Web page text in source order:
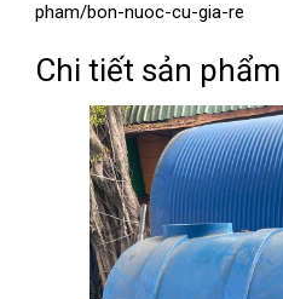
pham/bon-nuoc-cu-gia-re
Chi tiết sản phẩm